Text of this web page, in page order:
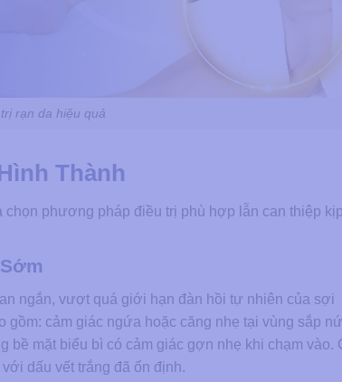
rạn da hiệu quả
Thành
phương pháp điều trị phù hợp lẫn can thiệp kịp
ngắn, vượt quá giới hạn đàn hồi tự nhiên của sợi
cảm giác ngứa hoặc căng nhẹ tại vùng sắp
bề mặt biểu bì có cảm giác gợn nhẹ khi chạm vào.
dấu vết trắng đã ổn định.